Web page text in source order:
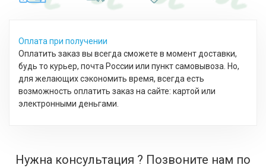
Оплата при получении
Оплатить заказ вы всегда сможете в момент доставки,
будь то курьер, почта России или пункт самовывоза. Но,
для желающих сэкономить время, всегда есть
возможность оплатить заказ на сайте: картой или
электронными деньгами.
Нужна консультация ? Позвоните нам по